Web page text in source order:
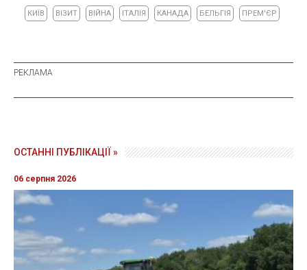
КИЇВ ВІЗИТ ВІЙНА ІТАЛІЯ КАНАДА БЕЛЬГІЯ ПРЕМ'ЄР
ОСТАННІ ПУБЛІКАЦІЇ »
06 серпня 2026